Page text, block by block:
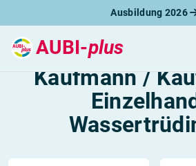
Ausbildung 2026
AUBI-plus
Freie
Kaufmann /